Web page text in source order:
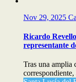
Nov 29, 2025
Ricardo
representante
Tras una amplia